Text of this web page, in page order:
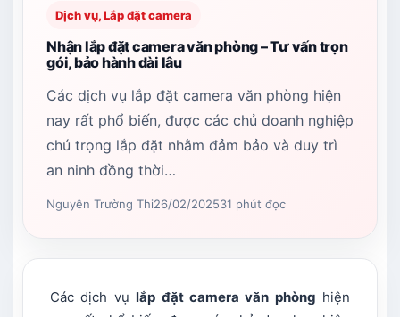
Dịch vụ, Lắp đặt camera
Nhận lắp đặt camera văn phòng – Tư vấn trọn
gói, bảo hành dài lâu
Các dịch vụ lắp đặt camera văn phòng hiện
nay rất phổ biến, được các chủ doanh nghiệp
chú trọng lắp đặt nhằm đảm bảo và duy trì
an ninh đồng thời…
Nguyễn Trường Thi26/02/202531 phút đọc
Các dịch vụ lắp đặt camera văn phòng hiện